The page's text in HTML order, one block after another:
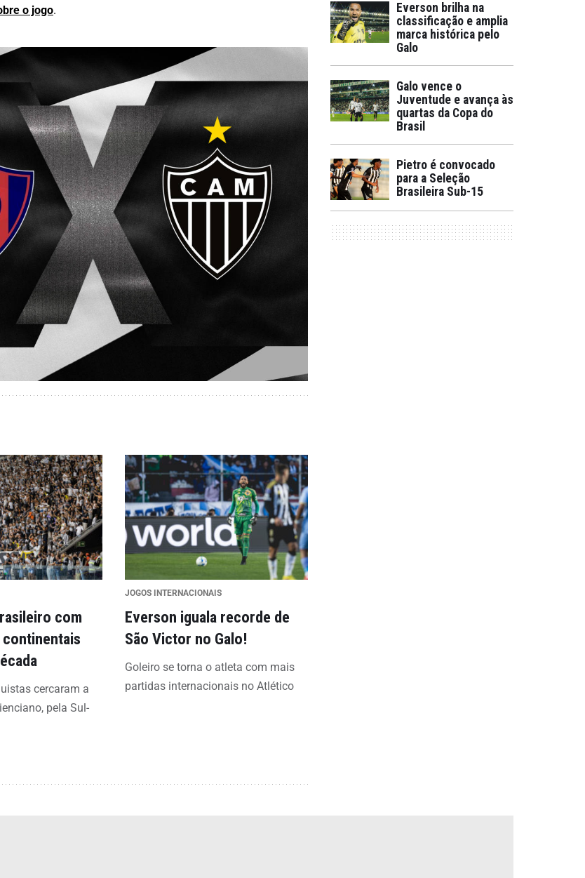
o jogo.
com
cercaram a
pela Sul-
JOGOS INTERNACIONAIS
Everson iguala recorde de
São Victor no Galo!
Goleiro se torna o atleta com mais
partidas internacionais no Atlético
Everson brilha na
classificação e amplia
marca histórica pelo
Galo
Galo vence o
Juventude e avança às
quartas da Copa do
Brasil
Pietro é convocado
para a Seleção
Brasileira Sub-15